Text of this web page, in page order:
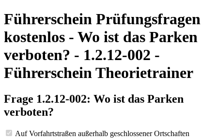
Führerschein Prüfungsfragen
kostenlos - Wo ist das Parken
verboten? - 1.2.12-002 -
Führerschein Theorietrainer
Frage 1.2.12-002: Wo ist das Parken
verboten?
Auf Vorfahrtstraßen außerhalb geschlossener Ortschaften